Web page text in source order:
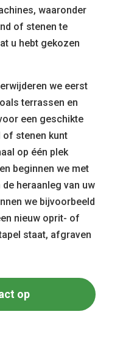
waaronder
of stenen te
u hebt gekozen
we eerst
terrassen en
een geschikte
of stenen kunt
op één plek
beginnen we met
heraanleg van uw
we bijvoorbeeld
nieuw oprit- of
staat, afgraven
op